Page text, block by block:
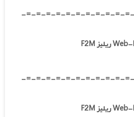
-=-=-=-=-=-=-=-=-=-=-
-=-=-=-=-=-=-=-=-=-=-